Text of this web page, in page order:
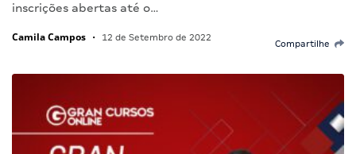
inscrições abertas até o…
Camila Campos • 12 de Setembro de 2022
Compartilhe